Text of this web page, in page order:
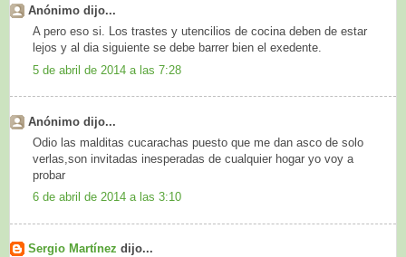
Anónimo dijo...
A pero eso si. Los trastes y utencilios de cocina deben de estar
lejos y al dia siguiente se debe barrer bien el exedente.
5 de abril de 2014 a las 7:28
Anónimo dijo...
Odio las malditas cucarachas puesto que me dan asco de solo
verlas,son invitadas inesperadas de cualquier hogar yo voy a
probar
6 de abril de 2014 a las 3:10
Sergio Martínez dijo...